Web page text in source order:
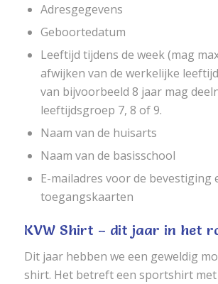
Adresgegevens
Geboortedatum
Leeftijd tijdens de week (mag
afwijken van de werkelijke
van bijvoorbeeld 8 jaar mag
leeftijdsgroep 7, 8 of 9.
Naam van de huisarts
Naam van de basisschool
E-mailadres voor de bevestiging
toegangskaarten
KVW Shirt – dit jaar in het
Dit jaar hebben we een geweldig
shirt. Het betreft een sportshirt